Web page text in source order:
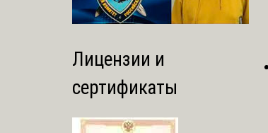
Лицензии и
сертификаты